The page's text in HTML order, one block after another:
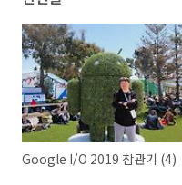
Google I/O 2019 참관기 (4)